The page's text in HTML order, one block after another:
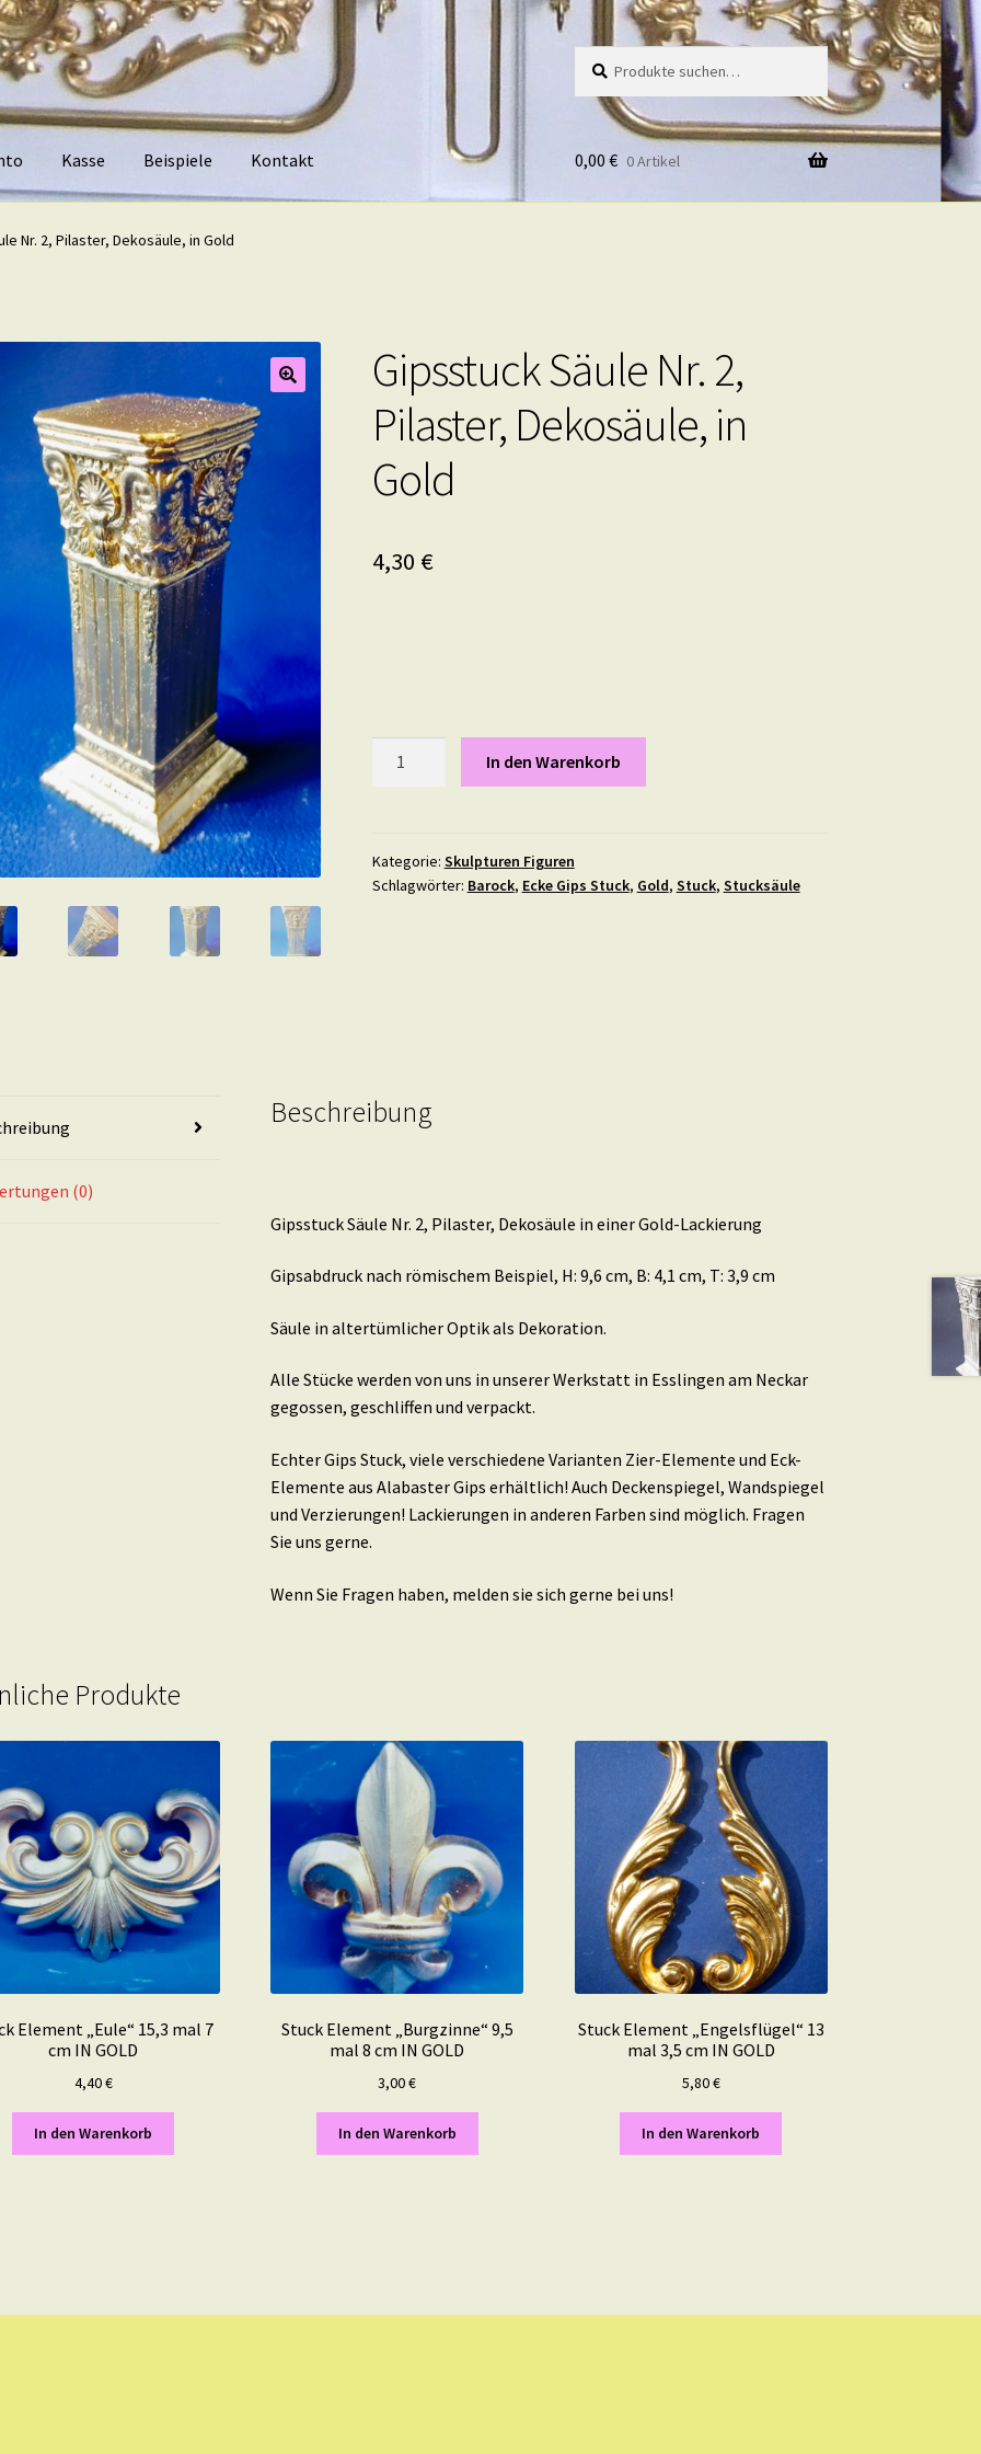
nach:
Kasse Beispiele Kontakt
Kontakt
0,00 € 0 Artikel
Nr. 2, Pilaster, Dekosäule, in Gold
Gipsstuck Säule Nr. 2,
Pilaster, Dekosäule, in
Gold
4,30 €
Pilaster,
Dekosäule,
In den Warenkorb
Kategorie: Skulpturen Figuren
Schlagwörter: Barock, Ecke Gips Stuck, Gold, Stuck, Stucksäule
(0)
Beschreibung
Gipsstuck Säule Nr. 2, Pilaster, Dekosäule in einer Gold-Lackierung
Gipsabdruck nach römischem Beispiel, H: 9,6 cm, B: 4,1 cm, T: 3,9 cm
Säule in altertümlicher Optik als Dekoration.
Alle Stücke werden von uns in unserer Werkstatt in Esslingen am Neckar
gegossen, geschliffen und verpackt.
Echter Gips Stuck, viele verschiedene Varianten Zier-Elemente und Eck-
Elemente aus Alabaster Gips erhältlich! Auch Deckenspiegel, Wandspiegel
und Verzierungen! Lackierungen in anderen Farben sind möglich. Fragen
Sie uns gerne.
Wenn Sie Fragen haben, melden sie sich gerne bei uns!
Produkte
Element „Eule“ 15,3 mal 7
cm IN GOLD
4,40€
In den Warenkorb
Stuck Element „Burgzinne“ 9,5
mal 8 cm IN GOLD
3,00€
In den Warenkorb
Stuck Element „Engelsflügel“ 13
mal 3,5 cm IN GOLD
5,80€
In den Warenkorb